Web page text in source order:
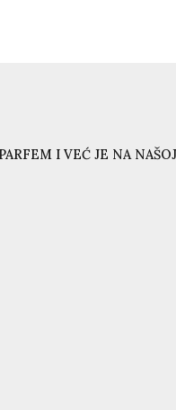
I VEĆ JE NA